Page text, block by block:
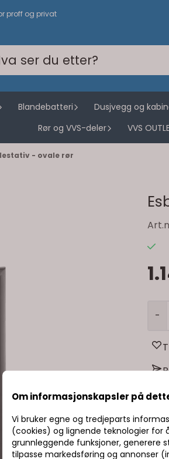
proff og privat
Blandebatteri Dusjvegg og
Rør og VVS-deler
VVS
- ovale rør
-
Om informasjonskapsler på
Vi bruker egne og tredjeparts
(cookies) og lignende teknologier for
grunnleggende funksjoner, generere
tilpasse markedsføring og annonser